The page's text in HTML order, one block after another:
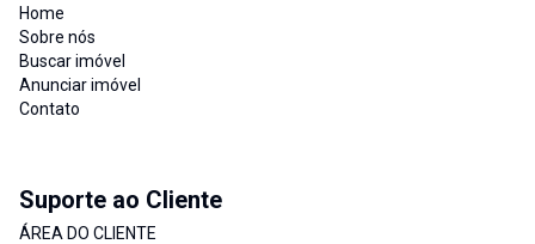
Home
Sobre nós
Buscar imóvel
Anunciar imóvel
Contato
Suporte ao Cliente
ÁREA DO CLIENTE